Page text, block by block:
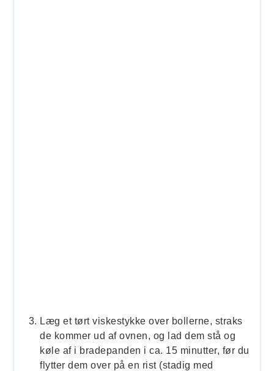
Læg et tørt viskestykke over bollerne, straks
de kommer ud af ovnen, og lad dem stå og
køle af i bradepanden i ca. 15 minutter, før du
flytter dem over på en rist (stadig med